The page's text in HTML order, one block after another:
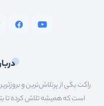
راکت یکی از پرتلاش‌ترین و
است که همیشه تلاش کرده تا